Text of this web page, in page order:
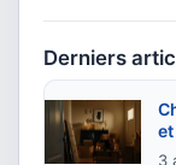
Derniers
3